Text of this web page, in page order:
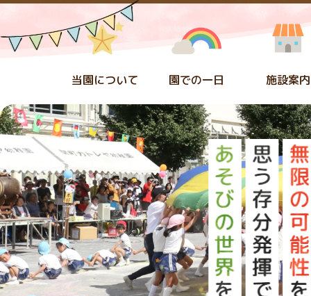
当園について 園での一日 施設案内